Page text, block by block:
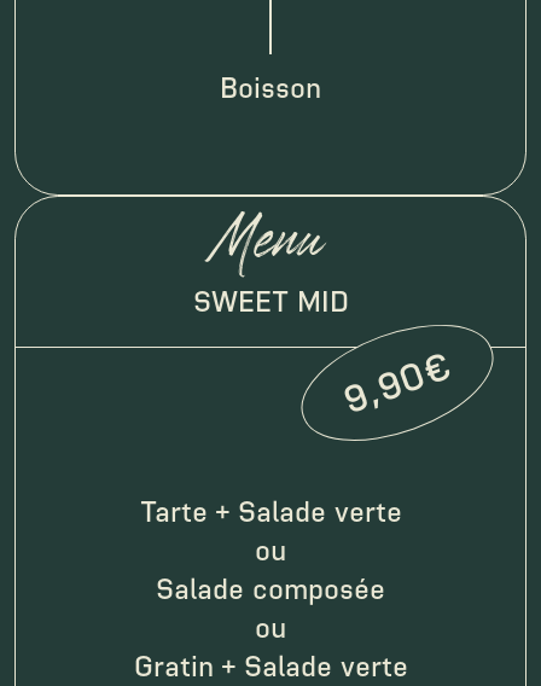
Boisson
Menu
SWEET MID
9,90€
Tarte + Salade verte
ou
Salade composée
ou
Gratin + Salade verte